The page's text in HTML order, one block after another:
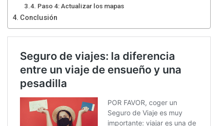
Paso 4: Actualizar los mapas
Conclusión